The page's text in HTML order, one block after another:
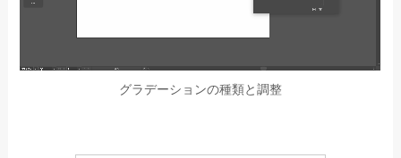
グラデーションの種類と調整